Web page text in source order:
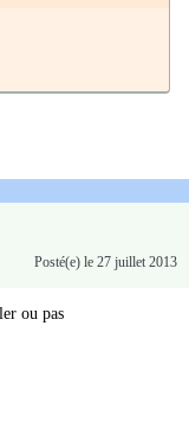
Posté(e) le 27 juillet 2013
ou pas